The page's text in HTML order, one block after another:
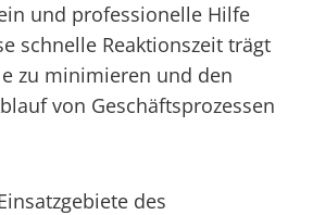
und professionelle Hilfe
schnelle Reaktionszeit trägt
zu minimieren und den
von Geschäftsprozessen
des